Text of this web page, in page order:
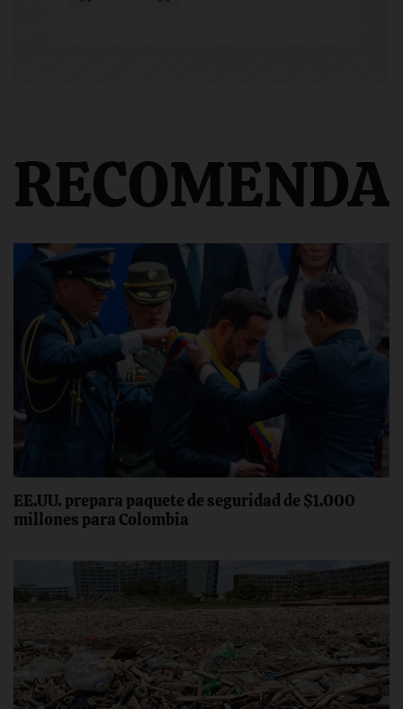
EE.UU. prepara paquete de seguridad de $1.000
millones para Colombia